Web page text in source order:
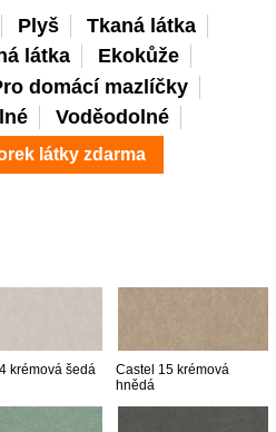
Plyš
Tkaná látka
látka
Ekokůže
domácí mazlíčky
Voděodolné
látky zdarma
krémová šedá
Castel 15 krémová
hnědá